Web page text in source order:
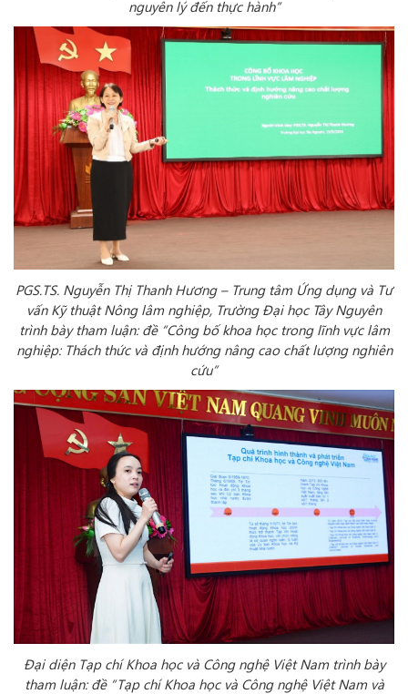
nguyên lý đến thực hành”
PGS.TS. Nguyễn Thị Thanh Hương – Trung tâm Ứng dụng và Tư
vấn Kỹ thuật Nông lâm nghiệp, Trường Đại học Tây Nguyên
trình bày tham luận: đề “Công bố khoa học trong lĩnh vực lâm
nghiệp: Thách thức và định hướng nâng cao chất lượng nghiên
cứu”
Đại diện Tạp chí Khoa học và Công nghệ Việt Nam trình bày
tham luận: đề “Tạp chí Khoa học và Công nghệ Việt Nam và